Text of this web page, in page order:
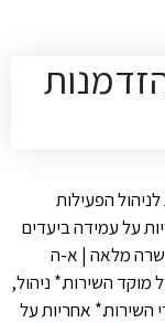
הפעילות
על עמידה ביעדים
מלאה | א-ה
של מוקד השירות.* ניהול,
השירות.* אחריות על